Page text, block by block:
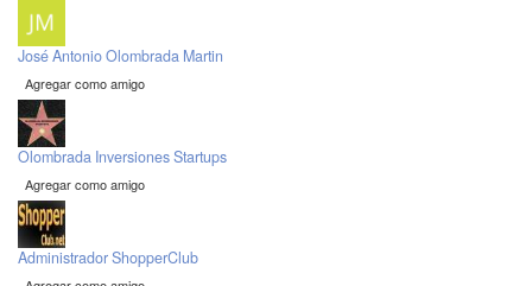
José Antonio Olombrada Martin
Agregar como amigo
Olombrada Inversiones Startups
Agregar como amigo
Administrador ShopperClub